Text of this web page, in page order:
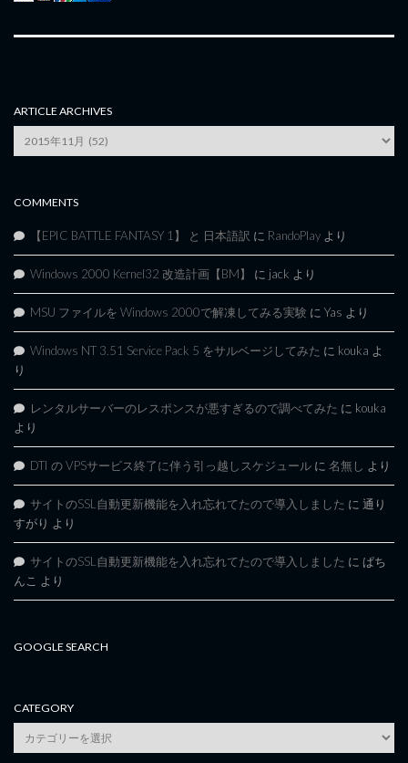
ARTICLE ARCHIVES
Article
Archives
COMMENTS
【EPIC BATTLE FANTASY 1】 と 日本語訳 に RandoPlay より
Windows 2000 Kernel32 改造計画【BM】 に jack より
MSU ファイルを Windows 2000で解凍してみる実験 に Yas より
Windows NT 3.51 Service Pack 5 をサルベージしてみた に kouka よ
り
レンタルサーバーのレスポンスが悪すぎるので調べてみた に kouka
より
DTI の VPSサービス終了に伴う引っ越しスケジュール に 名無し より
サイトのSSL自動更新機能を入れ忘れてたので導入しました に 通り
すがり より
サイトのSSL自動更新機能を入れ忘れてたので導入しました に ぱち
んこ より
GOOGLE SEARCH
CATEGORY
category